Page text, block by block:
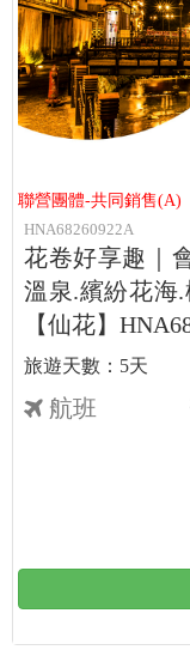
聯營團體-共同銷售(A)
HNA68260922A
花卷好享趣｜
溫泉.繽紛花海
【仙花】
5天
航班